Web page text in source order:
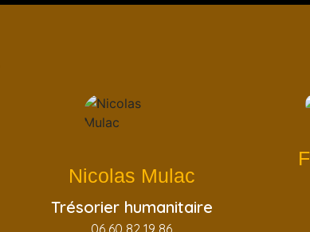
Nicolas Mulac
Trésorier humanitaire
06 60 82 19 86